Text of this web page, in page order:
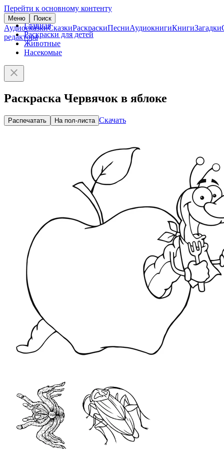
Перейти к основному контенту
Меню Поиск
АудиосказкиСказкиРаскраскиПесниАудиокнигиКнигиЗагадки
редактора
Главная
Раскраски для детей
Животные
Насекомые
Раскраска Червячок в яблоке
Распечатать На пол-листа Скачать